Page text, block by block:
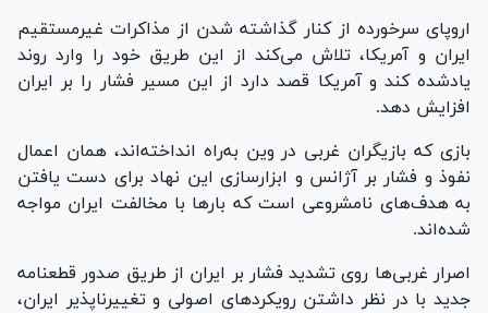
اروپای سرخورده از کنار گذاشته شدن از مذاکرات غیرمستقیم
ایران و آمریکا، تلاش می‌کند از این طریق خود را وارد روند
یادشده کند و آمریکا قصد دارد از این مسیر فشار را بر ایران
افزایش دهد.
بازی که بازیگران غربی در وین به‌راه انداخته‌اند، همان اعمال
نفوذ و فشار بر آژانس و ابزارسازی این نهاد برای دست یافتن
به هدف‌های نامشروعی است که بارها با مخالفت ایران مواجه
شده‌اند.
اصرار غربی‌ها روی تشدید فشار بر ایران از طریق صدور قطعنامه
جدید با در نظر داشتن رویکرد‌های اصولی و تغییرناپذیر ایران،